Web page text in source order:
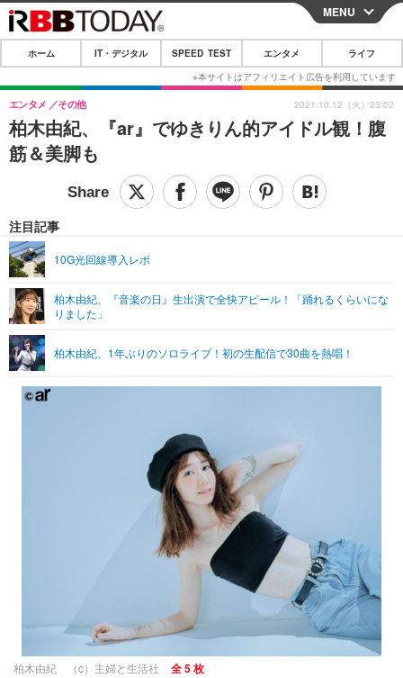
CLOSE
ホーム
IT・デジタル
IT・デジタルTOP スマートフォン
ショッピング その他
SPEED TEST
エンタメTOP 映画・ドラマ
グラビア
ショッピング その他
ライフTOP
その他
リリース一覧
プッシュ通知の停止方法
MENU
ホーム IT・デジタル SPEED TEST エンタメ ライフ
柏木由紀、『ar』でゆきりん的アイドル観！腹
筋＆美脚も
エンタメ その他
注目記事
10G光回線導入レポ
柏木由紀、『音楽の日』生出演で全快アピール！「踊れるくらいにな
りました」
柏木由紀、1年ぶりのソロライブ！初の生配信で30曲を熱唱！
2021.10.12（火）23:02
柏木由紀 （c）主婦と生活社 全 5 枚